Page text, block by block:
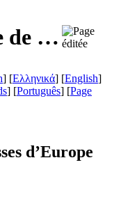
de …
] [Ελληνικά] [English]
] [Português] [Page
d’Europe